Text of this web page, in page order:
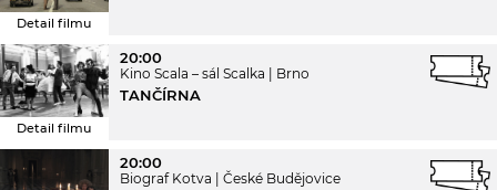
Detail filmu
Detail filmu
20:00
Kino Scala – sál Scalka Brno
TANČÍRNA
20:00
Biograf Kotva České Budějovice